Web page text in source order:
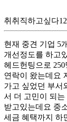
취 취직하고싶다
현재 중견 기업 5
개선정도를 하고
헤드헌팅으로
연락이 왔는데요
가고 싶었던 부서
서 더 고민이 되
받고있는데요 중
세금 혜택까지 하